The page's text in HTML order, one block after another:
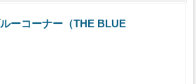
ーコーナー（THE BLUE